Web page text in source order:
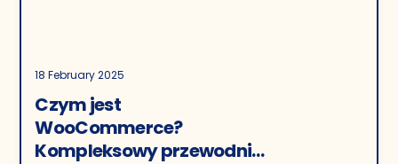
18 February 2025
Czym jest
WooCommerce?
Kompleksowy przewodnik